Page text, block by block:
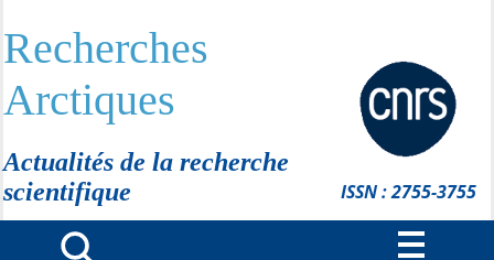
Recherches
Arctiques
Actualités de la recherche
scientifique
ISSN : 2755-3755